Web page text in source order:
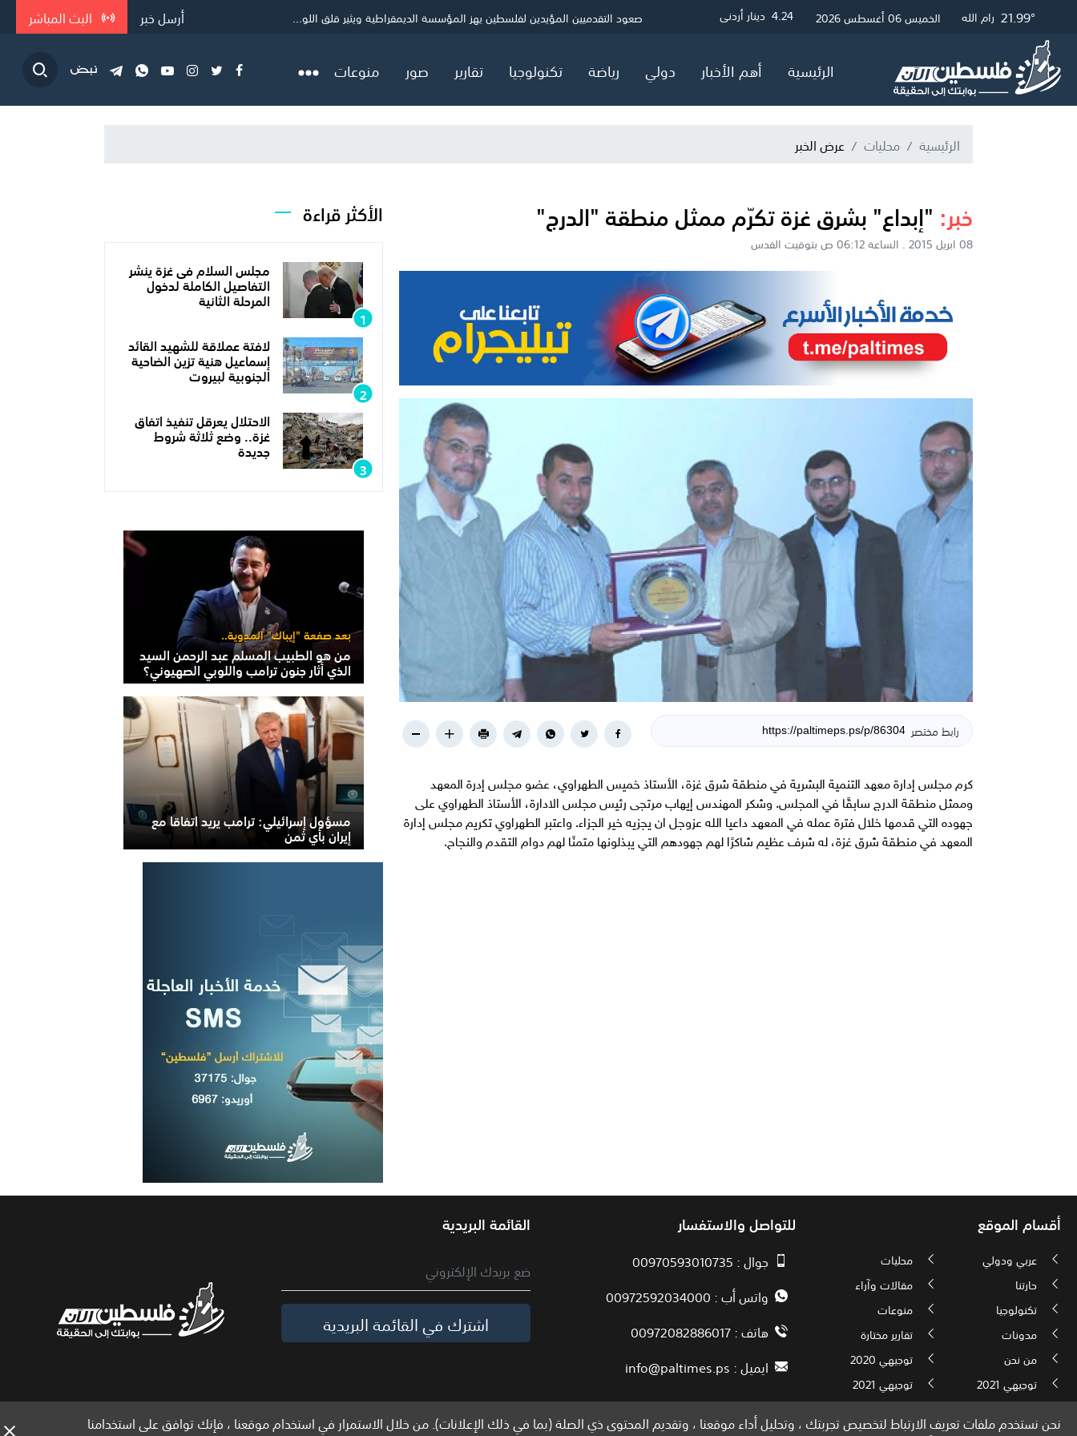
26.77° غزة 22.23° القدس 21.99° رام الله الخميس 06 أغسطس 2026 3 دولار أمريكي4.05 جنيه إسترليني 4.24 دينار أردني حماس: ننتظر ردًا رسميًا بشأن خارطة المرحلة الثانية
الصحة بغزة: شهيد و5 إصابات خلال 24 ساعة
صعود التقدميين المؤيدين لفلسطين يهز المؤسسة الديمقراطية ويثير قلق اللو... أرسل خبر البث المباشر
الرئيسية أهم الأخبار دولي رياضة تكنولوجيا تقارير صور منوعات
الرئيسية محليات عرض الخبر
خبر: "إبداع" بشرق غزة تكرّم ممثل منطقة "الدرج"
08 ابريل 2015 . الساعة 06:12 ص بتوقيت القدس
رابط مختصر
كرم مجلس إدارة معهد التنمية البشرية في منطقة شرق غزة، الأستاذ خميس الطهراوي، عضو مجلس إدرة المعهد
وممثل منطقة الدرج سابقًا في المجلس. وشكر المهندس إيهاب مرتجى رئيس مجلس الادارة، الأستاذ الطهراوي على
جهوده التي قدمها خلال فترة عمله في المعهد داعيا الله عزوجل ان يجزيه خير الجزاء. واعتبر الطهراوي تكريم مجلس إدارة
المعهد في منطقة شرق غزة، له شرف عظيم شاكرًا لهم جهودهم التي يبذلونها متمنًا لهم دوام التقدم والنجاح.
الأكثر قراءة
مجلس السلام فى غزة ينشر
التفاصيل الكاملة لدخول
المرحلة الثانية
لافتة عملاقة للشهيد القائد
إسماعيل هنية تزين الضاحية
الجنوبية لبيروت
الاحتلال يعرقل تنفيذ اتفاق
غزة.. وضع ثلاثة شروط
جديدة
بعد صفعة "إيباك" المدوية..
من هو الطبيب المسلم عبد الرحمن السيد
الذي أثار جنون ترامب واللوبي الصهيوني؟
مسؤول إسرائيلي: ترامب يريد اتفاقا مع
إيران بأي ثمن
نحن نستخدم ملفات تعريف الارتباط لتخصيص تجربتك ، وتحليل أداء موقعنا ، وتقديم المحتوى ذي الصلة (بما في ذلك الإعلانات). من خلال الاستمرار في استخدام موقعنا ، فإنك توافق على استخدامنا
أقسام الموقع
عربي ودولي
محليات
حارتنا
مقالات وآراء
تكنولوجيا
منوعات
مدونات
تقارير مختارة
من نحن
توجيهي 2020
توجيهي 2021
توجيهي 2021
للتواصل والاستفسار
جوال : 00970593010735
واتس أب : 00972592034000
هاتف : 00972082886017
ايميل :info@paltimes.ps
القائمة البريدية
اشترك في القائمة البريدية